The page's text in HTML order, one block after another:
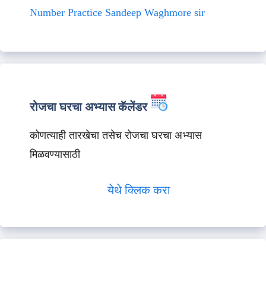
Number Practice Sandeep Waghmore sir
रोजचा घरचा अभ्यास कॅलेंडर
कोणत्याही तारखेचा तसेच रोजचा घरचा अभ्यास
मिळवण्यासाठी
येथे क्लिक करा